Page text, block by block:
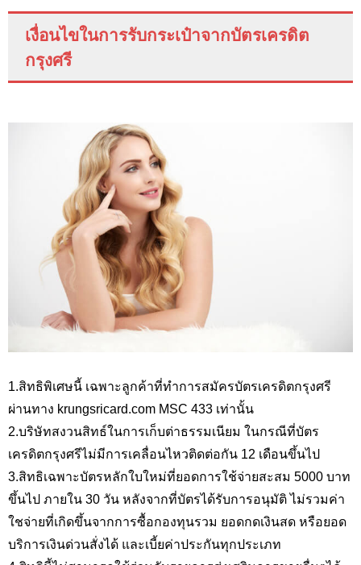
เงื่อนไขในการรับกระเป๋าจากบัตรเครดิต
กรุงศรี
1.สิทธิพิเศษนี้ เฉพาะลูกค้าที่ทำการสมัครบัตรเครดิตกรุงศรี
ผ่านทาง krungsricard.com MSC 433 เท่านั้น
2.บริษัทสงวนสิทธ์ในการเก็บต่าธรรมเนียม ในกรณีที่บัตร
เครดิตกรุงศรีไม่มีการเคลื่อนไหวติดต่อกัน 12 เดือนขึ้นไป
3.สิทธิเฉพาะบัตรหลักใบใหม่ที่ยอดการใช้จ่ายสะสม 5000 บาท
ขึ้นไป ภายใน 30 วัน หลังจากที่บัตรได้รับการอนุมัติ ไม่รวมค่า
ใชจ่ายที่เกิดขึ้นจากการซื้อกองทุนรวม ยอดกดเงินสด หรือยอด
บริการเงินด่วนสั่งได้ และเบี้ยค่าประกันทุกประเภท